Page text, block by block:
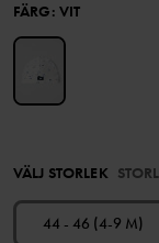
FÄRG: VIT
VÄLJ STORLEK
44 - 46 (4-9 M)